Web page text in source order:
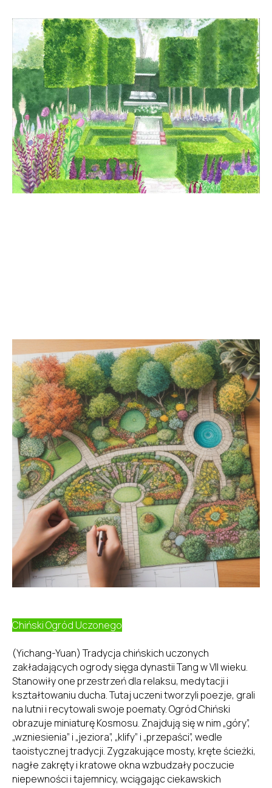
Chiński Ogród Uczonego
(Yichang-Yuan) Tradycja chińskich uczonych
zakładających ogrody sięga dynastii Tang w VII wieku.
Stanowiły one przestrzeń dla relaksu, medytacji i
kształtowaniu ducha. Tutaj uczeni tworzyli poezje, grali
na lutni i recytowali swoje poematy. Ogród Chiński
obrazuje miniaturę Kosmosu. Znajdują się w nim „góry”,
„wzniesienia” i „jeziora”, „klify” i „przepaści”, wedle
taoistycznej tradycji. Zygzakujące mosty, kręte ścieżki,
nagłe zakręty i kratowe okna wzbudzały poczucie
niepewności i tajemnicy, wciągając ciekawskich